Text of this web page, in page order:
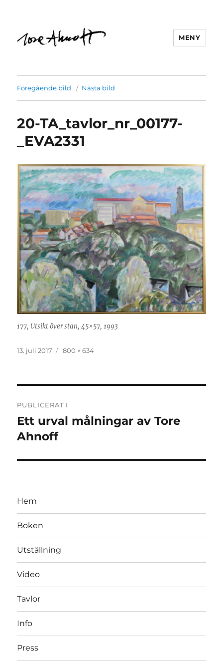
MENY
Föregående bild Nästa bild
20-TA_tavlor_nr_00177-
_EVA2331
177, Utsikt över stan, 45×57, 1993
Publicerat
13. juli 2017
Full
800 × 634
PUBLICERAT I
Ett urval målningar av Tore
Ahnoff
Hem
Boken
Utställning
Video
Tavlor
Info
Press